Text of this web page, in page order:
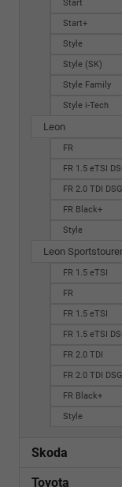
Start
Start+
Style
Style (SK)
Style Family
Style i-Tech
Leon
FR
FR 1.5 eTSI
FR 2.0 TDI DSG
FR Black+
Style
Leon Sportstourer
FR 1.5 eTSI
FR
FR 1.5 eTSI
FR 1.5 eTSI
FR 2.0 TDI
FR 2.0 TDI DSG
FR Black+
Style
Skoda
Toyota